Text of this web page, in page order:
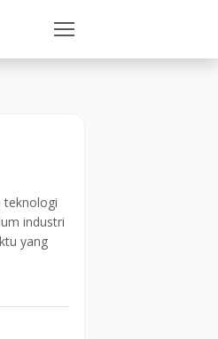
teknologi
industri
yang